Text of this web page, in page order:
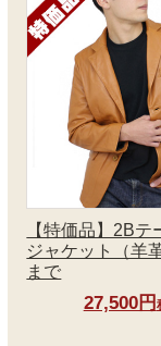
【特価品】2Bテ
ジャケット（羊
まで
27,500円